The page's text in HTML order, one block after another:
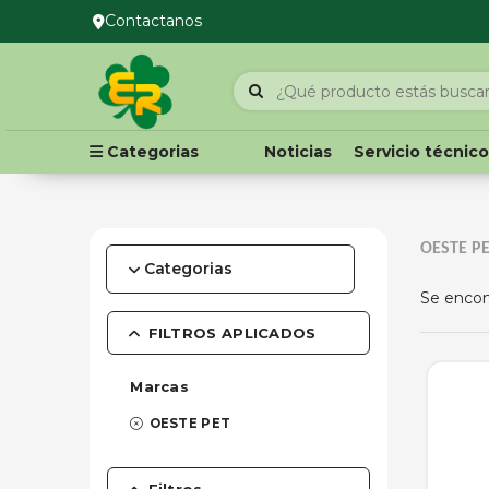
Contactanos
Categorias Noticias Servicio técnico
Categorias
Accesorios
Barberia
Combos
Cosmetica
Cuchillas
Instrumental Veterinario
FILTROS APLICADOS
Marcas
OESTE PET
OESTE
Se